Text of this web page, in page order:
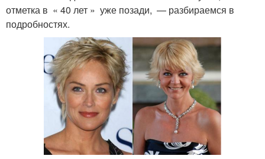
отметка в « 40 лет » уже позади, — разбираемся в
подробностях.